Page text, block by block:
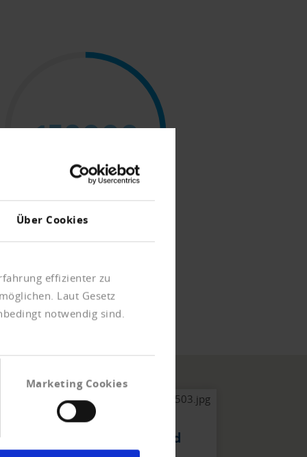
Über Cookies
effizienter zu
Laut Gesetz
notwendig sind.
Marketing Cookies
158000
Mitglieder weltweit
Wie wir arbeiten: Seriös und